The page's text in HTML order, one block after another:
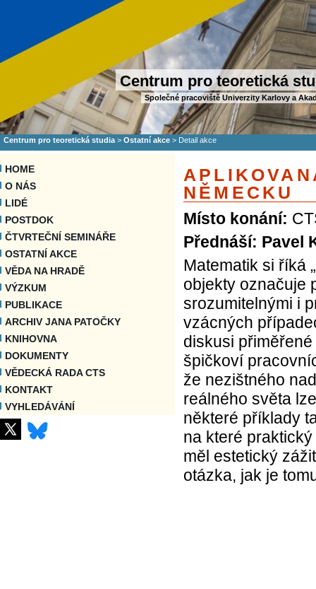
Centrum pro teoretická
Společné pracoviště Univerzity Karlovy a
Centrum pro teoretická studia > Ostatní akce > Detail akce
HOME
O NÁS
LIDÉ
POSTDOK
ČTVRTEČNÍ SEMINÁŘE
OSTATNÍ AKCE
VĚDA NA HRADĚ
VÝZKUM
PUBLIKACE
ARCHIV JANA PATOČKY
KNIHOVNA
DOKUMENTY
VĚDECKÁ RADA CTS
KONTAKT
VYHLEDÁVÁNÍ
NĚMECKU
Místo konání:
Přednáší: Pavel
Matematik si říká
objekty označuje
srozumitelnými i
vzácných
diskusi
špičkoví
že nezištného
reálného světa
některé příklady
na které
měl estetický
otázka, jak je